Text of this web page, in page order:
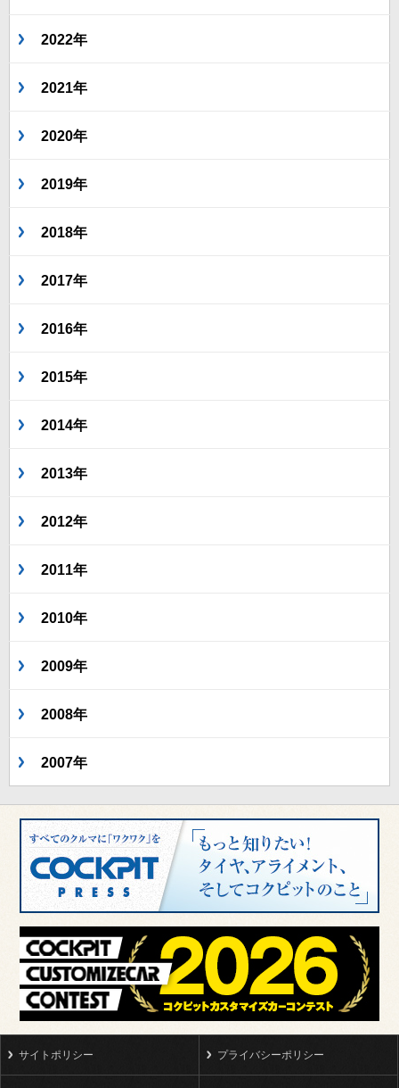
2022年
2021年
2020年
2019年
2018年
2017年
2016年
2015年
2014年
2013年
2012年
2011年
2010年
2009年
2008年
2007年
サイトポリシー プライバシーポリシー